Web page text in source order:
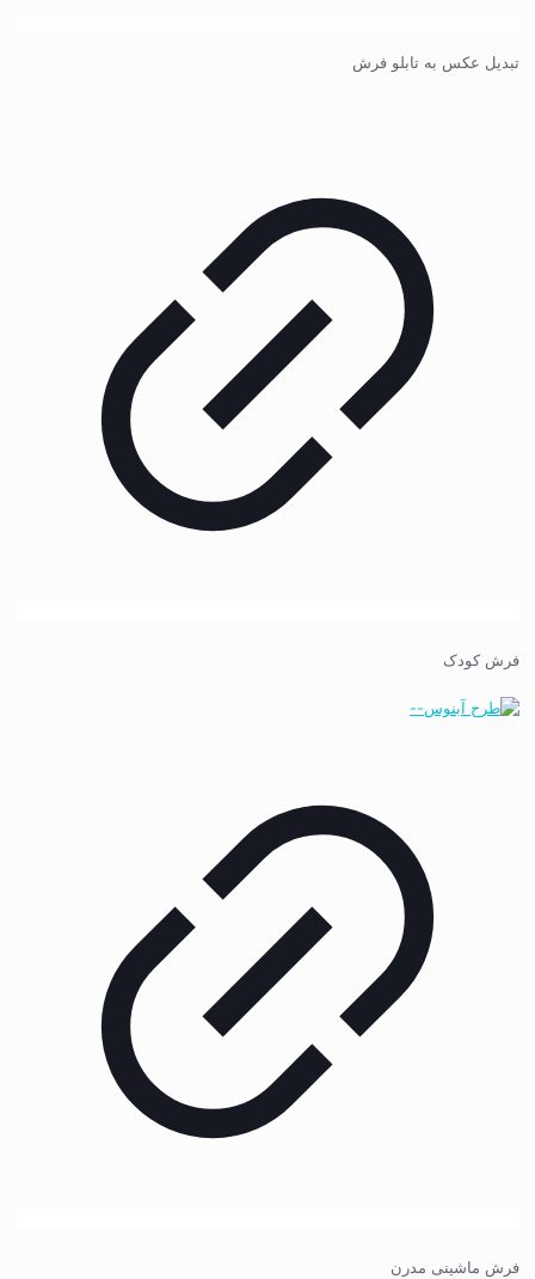
تبدیل عکس به تابلو فرش
فرش کودک
فرش ماشینی مدرن